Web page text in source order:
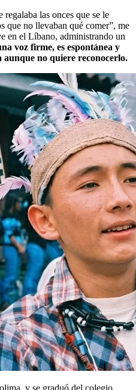
las onces que se le
que no llevaban qué comer”, me
en el Líbano, administrando un
voz firme, es espontánea y
no quiere reconocerlo.
y se graduó del colegio